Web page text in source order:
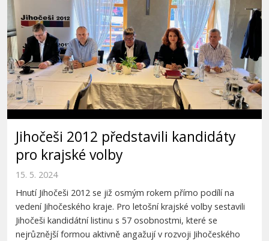
Jihočeši 2012 představili kandidáty
pro krajské volby
15. 5. 2024
Hnutí Jihočeši 2012 se již osmým rokem přímo podílí na
vedení Jihočeského kraje. Pro letošní krajské volby sestavili
Jihočeši kandidátní listinu s 57 osobnostmi, které se
nejrůznější formou aktivně angažují v rozvoji Jihočeského